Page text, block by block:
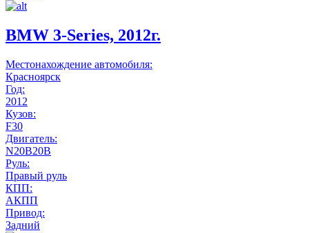
BMW 3-Series, 2012г.
Местонахождение автомобиля:
Красноярск
Год:
2012
Кузов:
F30
Двигатель:
N20B20B
Руль:
Правый руль
КПП:
АКПП
Привод:
Задний